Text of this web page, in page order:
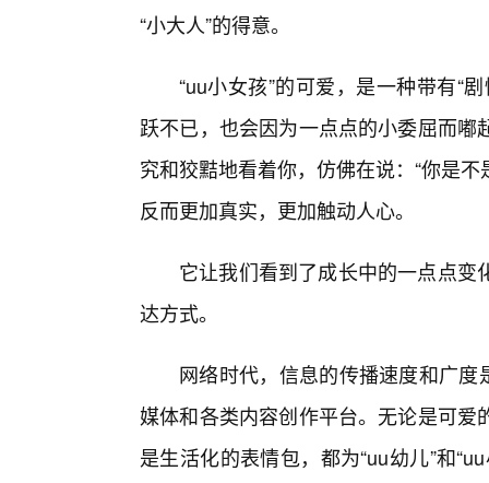
“小大人”的得意。
“uu小女孩”的可爱，是一种带有“
跃不已，也会因为一点点的小委屈而
究和狡黠地看着你，仿佛在说：“你是
反而更加真实，更加触动人心。
它让我们看到了成长中的一点点
达方式。
网络时代，信息的传播速度和广度
媒体和各类内容创作平台。无论是可
是生活化的表情包，都为“uu幼儿”和